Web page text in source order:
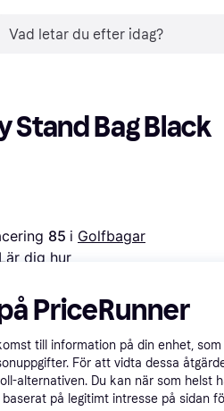
Stand Bag Black
85 i Golfbagar
Lär dig hur
PriceRunner
till information på din enhet, som
För att vidta dessa
alternativen. Du kan när som helst
på legitimt intresse på sidan